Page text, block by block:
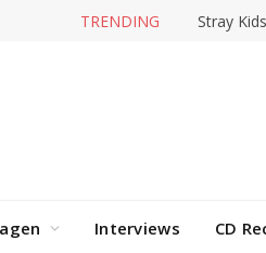
TRENDING Hit-producer
Interviews CD